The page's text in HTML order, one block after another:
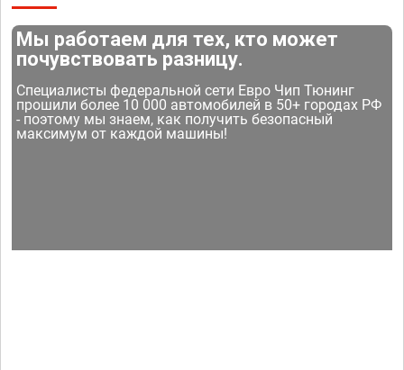
Мы работаем для тех, кто может
почувствовать разницу.
Специалисты федеральной сети Евро Чип Тюнинг
прошили более 10 000 автомобилей в 50+ городах РФ
- поэтому мы знаем, как получить безопасный
максимум от каждой машины!